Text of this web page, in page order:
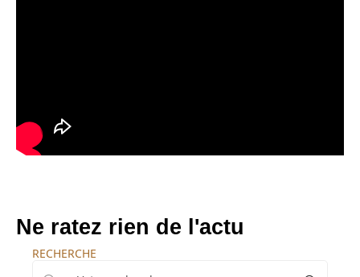
Ne ratez rien de l'actu
RECHERCHE